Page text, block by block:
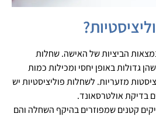
הביציות של האישה. שחלות
גדולות באופן יחסי ומכילות כמות
מזעריות. לשחלות פוליציסטיות יש
בדיקת אולטרסאונד.
קטנים שמפוזרים בהיקף השחלה והם